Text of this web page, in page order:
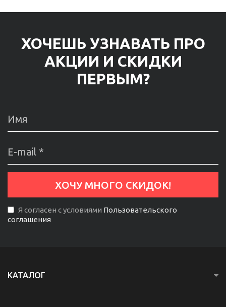
ХОЧЕШЬ УЗНАВАТЬ ПРО
АКЦИИ И СКИДКИ
ПЕРВЫМ?
Я согласен с условиями Пользовательского
соглашения
КАТАЛОГ